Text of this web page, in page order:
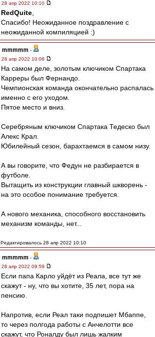
28 апр 2022 10:10
RedQuite
Спасибо! Неожиданное поздравление с
неожиданной компиляцией :)
mmmmm -
28 апр 2022 10:08
На самом деле, золотым ключиком Спартака
Карреры был Фернандо.
Чемпионская команда окончательно распалась
именно с его уходом.
Пятое место и вниз.
Серебряным ключиком Спартака Тедеско был
Алекс Крал.
Юбилейный сезон, барахтаемся в самом низу.
А вы говорите, что Федун не разбирается в
футболе.
Вытащить из конструкции главный шкворень -
на это особое понимание требуется.
А нового механика, способного восстановить
механизм команды, нет...
Редактировалось 28 апр 2022 10:10
mmmmm -
28 апр 2022 09:59
Если папа Карло уйдёт из Реала, все тут же
скажут - ну, что вы хотите, 35 лет, пора на
пенсию.
Напротив, если Реал таки подпишет Мбаппе,
то через полгода работы с Анчелотти все
скажут, что Роналду был лишь жалким